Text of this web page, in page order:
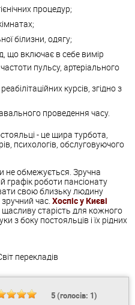
процедур;
білизни, одягу;
що включає в себе вимір
пульсу, артеріального
курсів, згідно з
проведення часу.
- це щира турбота,
психологів, обслуговуючого
не обмежується. Зручна
графік роботи пансіонату
свою близьку людину
час. Хоспіс у Києві
старість для кожного
з боку постояльців і їх рідних
перекладів
5(голосів: 1)